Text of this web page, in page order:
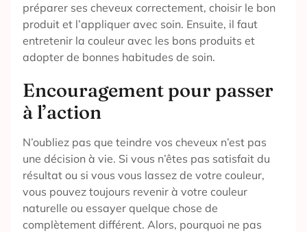
préparer ses cheveux correctement, choisir le bon
produit et l’appliquer avec soin. Ensuite, il faut
entretenir la couleur avec les bons produits et
adopter de bonnes habitudes de soin.
Encouragement pour passer
à l’action
N’oubliez pas que teindre vos cheveux n’est pas
une décision à vie. Si vous n’êtes pas satisfait du
résultat ou si vous vous lassez de votre couleur,
vous pouvez toujours revenir à votre couleur
naturelle ou essayer quelque chose de
complètement différent. Alors, pourquoi ne pas